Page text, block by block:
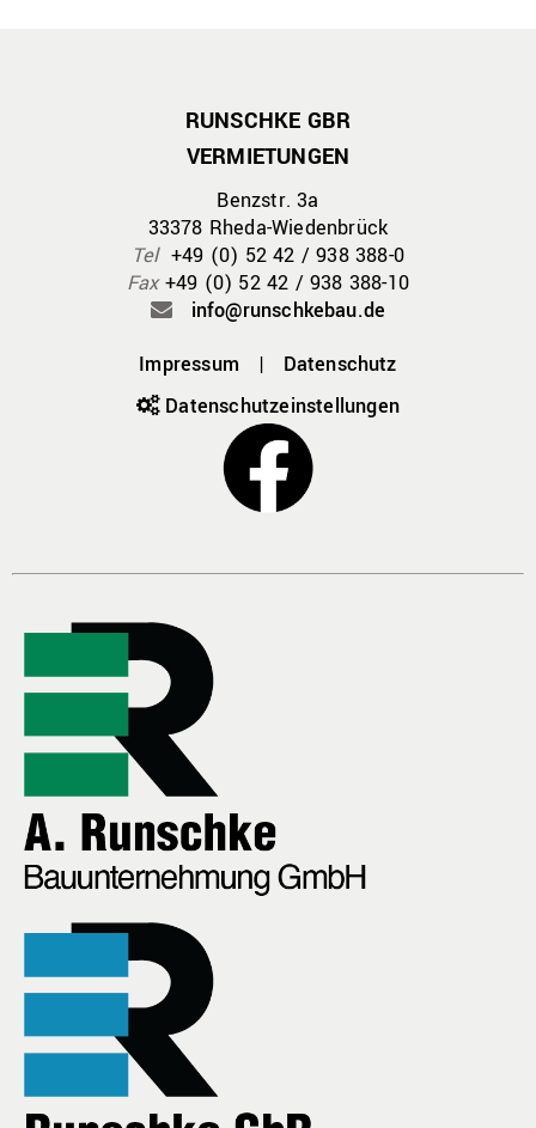
RUNSCHKE GBR
VERMIETUNGEN
Benzstr. 3a
33378 Rheda-Wiedenbrück
Tel+49 (0) 52 42 / 938 388-0
Fax+49 (0) 52 42 / 938 388-10
info@runschkebau.de
Impressum | Datenschutz
Datenschutz­einstellungen